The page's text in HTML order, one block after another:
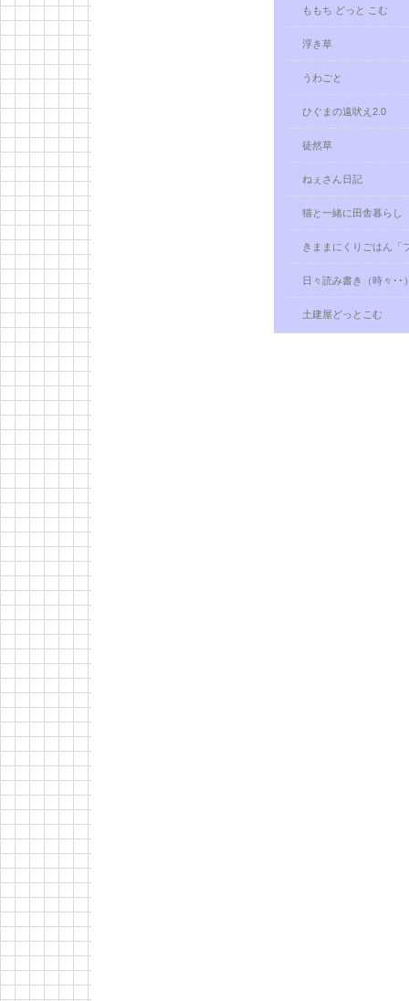
ももち どっと こむ
浮き草
うわごと
ひぐまの遠吠え2.0
徒然草
ねぇさん日記
猫と一緒に田舎暮らし
きままにくりごはん「
日々読み書き（時々･･
土建屋どっとこむ